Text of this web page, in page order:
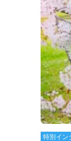
特別イン